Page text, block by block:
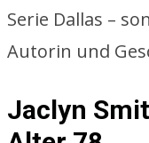
Serie Dallas –
Autorin und
Jaclyn